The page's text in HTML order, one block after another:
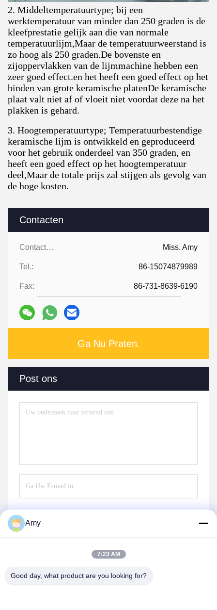
Contacten
Contacten: Miss. Amy
Tel.: 86-15074879989
Fax: 86-731-8639-6190
Ga Nu Praten.
Post ons
2. Middeltemperatuurtype; bij een
werktemperatuur van minder dan 250 graden is de
kleefprestatie gelijk aan die van normale
temperatuurlijm,Maar de temperatuurweerstand is
zo hoog als 250 graden.De bovenste en
zijoppervlakken van de lijmmachine hebben een
zeer goed effect.en het heeft een goed effect op het
binden van grote keramische platenDe keramische
plaat valt niet af of vloeit niet voordat deze na het
plakken is gehard.
3. Hoogtemperatuurtype; Temperatuurbestendige
keramische lijm is ontwikkeld en geproduceerd
voor het gebruik onderdeel van 350 graden, en
heeft een goed effect op het hoogtemperatuur
deel,Maar de totale prijs zal stijgen als gevolg van
de hoge kosten.
Amy
7:23 AM
Good day, what product are you looking for?